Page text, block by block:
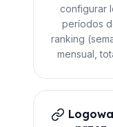
configurar
períodos
ranking
mensual,